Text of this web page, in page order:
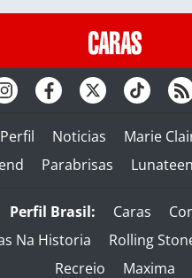
Noticias Marie
Parabrisas Lunateen
Perfil Brasil: Caras
Na Historia
Rolling
Recreio
Maxima